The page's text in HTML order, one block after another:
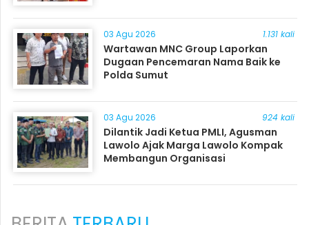
03 Agu 2026 1.131 kali
Wartawan MNC Group Laporkan
Dugaan Pencemaran Nama Baik ke
Polda Sumut
03 Agu 2026 924 kali
Dilantik Jadi Ketua PMLI, Agusman
Lawolo Ajak Marga Lawolo Kompak
Membangun Organisasi